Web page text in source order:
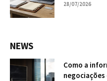
28/07/2026
NEWS
Como a
negociações